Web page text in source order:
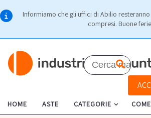
Informiamo che gli uffici di Abilio
compresi. Buone
HOME ASTE CATEGORIE